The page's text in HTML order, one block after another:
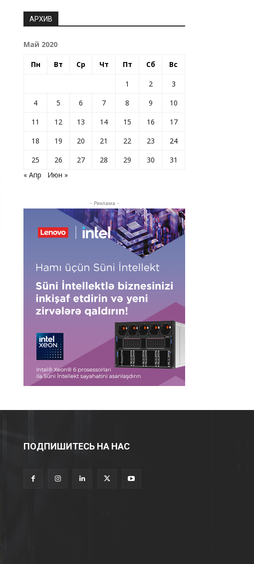
АРХИВ
Май 2020
Пн Вт Ср Чт Пт Сб Вс
1 2
3
4
5 6 7 8 9
10
11
12 13 14 15 16
17
18
19 20 21 22 23
24
25
26 27 28 29 30
31
« Апр
Июн »
- Реклама -
ПОДПИШИТЕСЬ НА НАС